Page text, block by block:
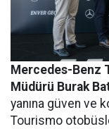
Mercedes-Benz
Müdürü Burak
yanına güven ve
Tourismo